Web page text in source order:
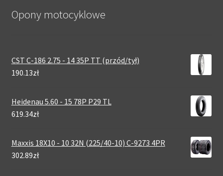
Opony motocyklowe
CST C-186 2.75 - 14 35P TT (przód/tył)
190.13zł
Heidenau 5.60 - 15 78P P29 TL
619.34zł
Maxxis 18X10 - 10 32N (225/40-10) C-9273 4PR
302.89zł